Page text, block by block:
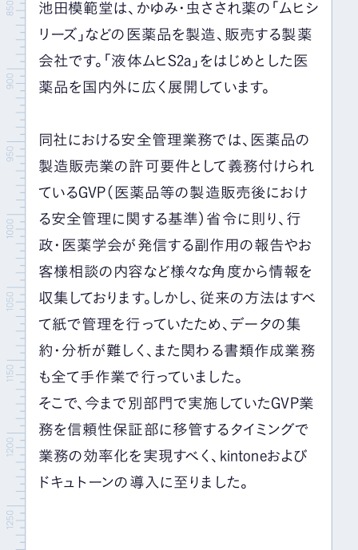
池田模範堂は、かゆみ・虫さされ薬の「ムヒシ
リーズ」などの医薬品を製造、販売する製薬
会社です。「液体ムヒS2a」をはじめとした医
薬品を国内外に広く展開しています。
同社における安全管理業務では、医薬品の
製造販売業の許可要件として義務付けられ
ているGVP（医薬品等の製造販売後におけ
る安全管理に関する基準）省令に則り、行
政・医薬学会が発信する副作用の報告やお
客様相談の内容など様々な角度から情報を
収集しております。しかし、従来の方法はすべ
て紙で管理を行っていたため、データの集
約・分析が難しく、また関わる書類作成業務
も全て手作業で行っていました。
そこで、今まで別部門で実施していたGVP業
務を信頼性保証部に移管するタイミングで
業務の効率化を実現すべく、kintoneおよび
ドキュトーンの導入に至りました。